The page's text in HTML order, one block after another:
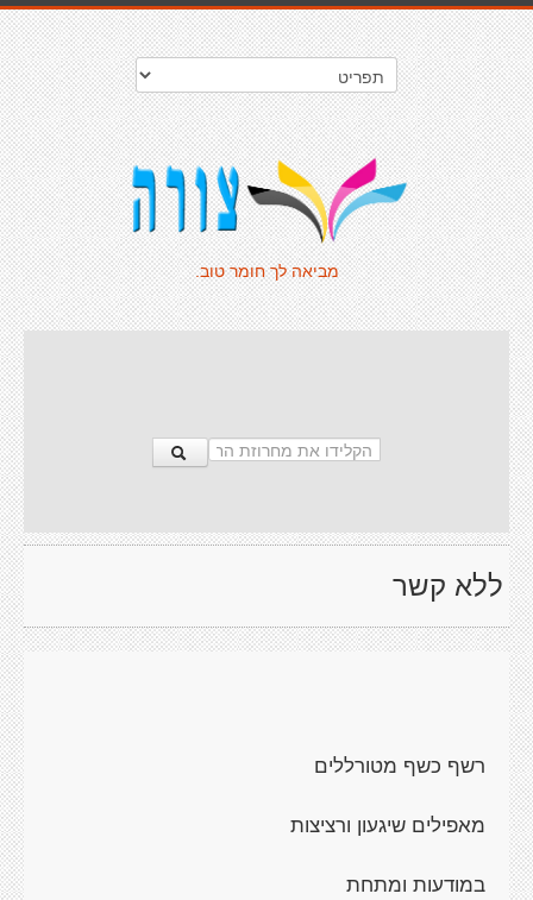
מביאה לך חומר טוב.
ללא קשר
רשף כשף מטורללים
מאפילים שיגעון ורציצות
במודעות ומתחת